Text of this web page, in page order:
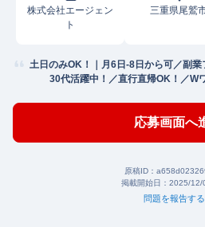
株式会社エージェン
ト
三重県尾鷲
土日のみOK！｜月6日-8日から可／副業
30代活躍中！／直行直帰OK！／W
応募画面へ
原稿ID：
掲載開始日： 2025/12/
問題を報告する